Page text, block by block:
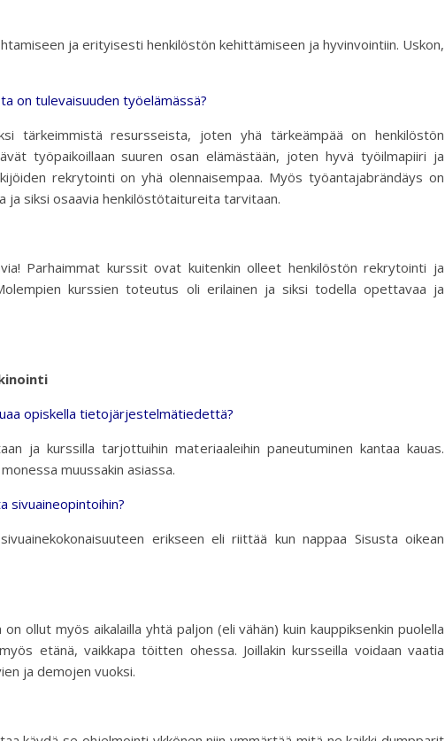
ja erityisesti henkilöstön kehittämiseen ja hyvinvointiin. Uskon,
on tulevaisuuden työelämässä?
tärkeimmistä resursseista, joten yhä tärkeämpää on henkilöstön
työpaikoillaan suuren osan elämästään, joten hyvä työilmapiiri ja
rekrytointi on yhä olennaisempaa. Myös työantajabrändäys on
siksi osaavia henkilöstötaitureita tarvitaan.
Parhaimmat kurssit ovat kuitenkin olleet henkilöstön rekrytointi ja
kurssien toteutus oli erilainen ja siksi todella opettavaa ja
opiskella tietojärjestelmätiedettä?
ja kurssilla tarjottuihin materiaaleihin paneutuminen kantaa kauas.
muussakin asiassa.
sivuaineopintoihin?
erikseen eli riittää kun nappaa Sisusta oikean
ollut myös aikalailla yhtä paljon (eli vähän) kuin kauppiksenkin puolella
etänä, vaikkapa töitten ohessa. Joillakin kursseilla voidaan vaatia
ja demojen vuoksi.